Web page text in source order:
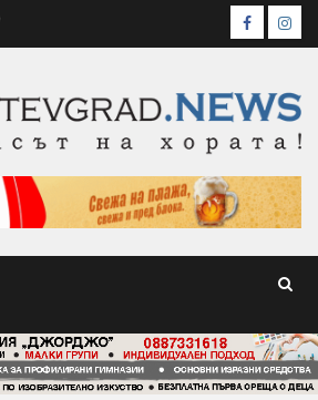
Facebook